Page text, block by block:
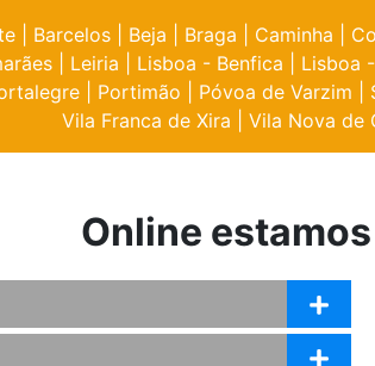
Barcelos Beja Braga Caminha
Leiria Lisboa - Benfica Lisboa
Portimão Póvoa de Varzim
Vila Franca de Xira
Vila Nova de
Online